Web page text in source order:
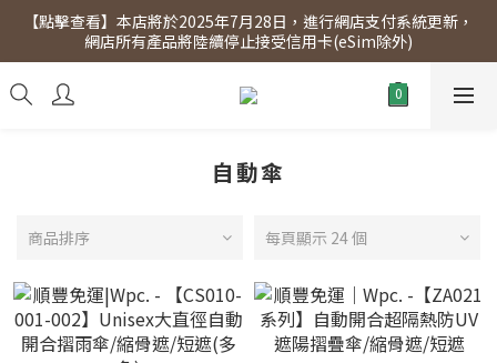
【點擊查看】會員專享 星期三全單95折!!!（優惠期至2026年12月
31日）。滿$300即免運費。
【點擊查看】本店將於2025年7月28日，進行網店支付系統更新，
網店所有產品將陸續停止接受信用卡(eSim除外)
【點擊查看】會員專享 星期三全單95折!!!（優惠期至2026年12月
31日）。滿$300即免運費。
自動傘
商品排序 每頁顯示 24 個